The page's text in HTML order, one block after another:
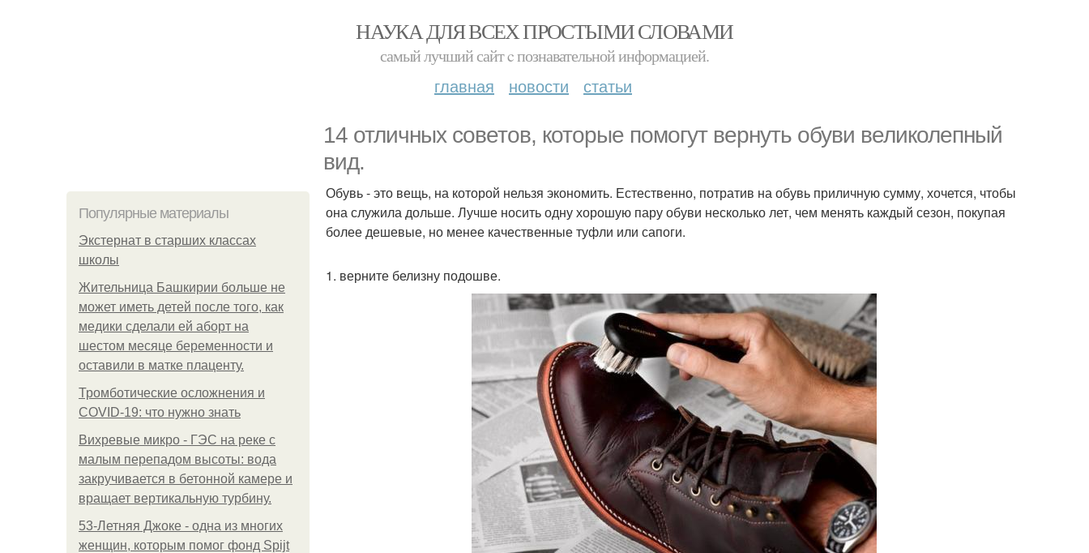
НАУКА ДЛЯ ВСЕХ ПРОСТЫМИ СЛОВАМИ
самый лучший сайт c познавательной информацией.
главная новости статьи
14 отличных советов, которые помогут вернуть обуви великолепный
вид.
Популярные материалы
Экстернат в старших классах
школы
Жительница Башкирии больше не
может иметь детей после того, как
медики сделали ей аборт на
шестом месяце беременности и
оставили в матке плаценту.
Тромботические осложнения и
COVID-19: что нужно знать
Вихревые микро - ГЭС на реке с
малым перепадом высоты: вода
закручивается в бетонной камере и
вращает вертикальную турбину.
53-Летняя Джоке - одна из многих
женщин, которым помог фонд Spijt
Обувь - это вещь, на которой нельзя экономить. Естественно, потратив на обувь приличную сумму, хочется, чтобы
она служила дольше. Лучше носить одну хорошую пару обуви несколько лет, чем менять каждый сезон, покупая
более дешевые, но менее качественные туфли или сапоги.
1. верните белизну подошве.